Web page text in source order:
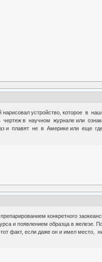
устройство, которое в
чертеж в научном журнале или
плавят не в Америке или еще
конкретного
и появлением образца в железе.
факт, если даже он и имел место,